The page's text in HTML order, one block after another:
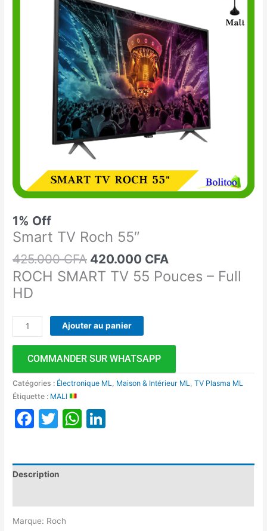
1% Off
Smart TV Roch 55″
425.000CFA
425.000 CFA.
420.000 CFA
420.000 CFA.
ROCH SMART TV 55 Pouces – Full
HD
Ajouter au panier
COMMANDER SUR WHATSAPP
Catégories : Électronique ML Maison & Intérieur ML ,TV Plasma ML
Étiquette : MALI
Facebook
TwitterWhatsApp
Description
Marque: Roch